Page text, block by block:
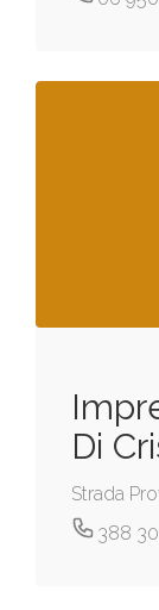
Di
Strada
388